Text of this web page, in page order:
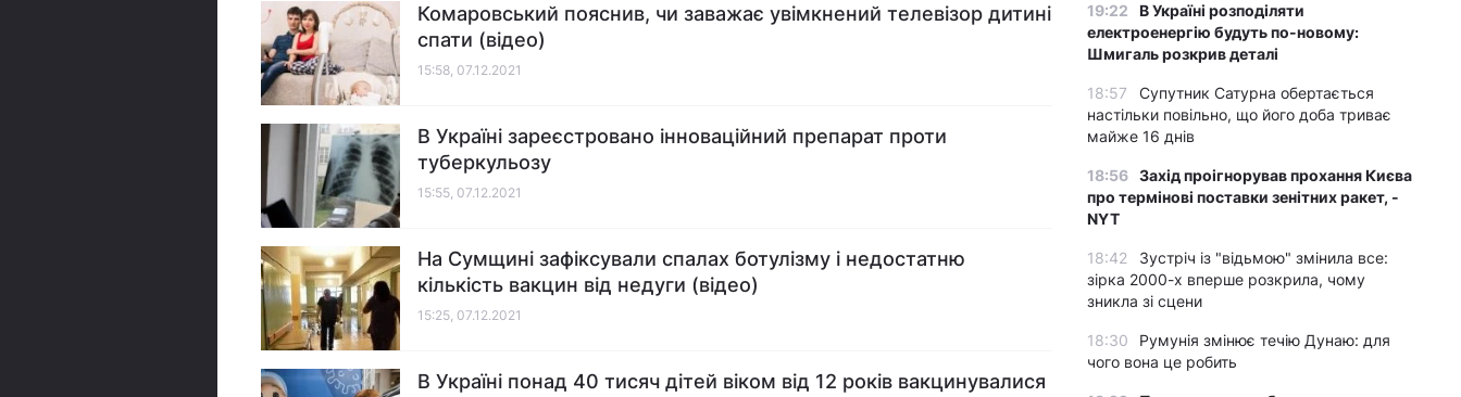
Комаровський пояснив, чи заважає увімкнений телевізор дитині
спати (відео)
15:58, 07.12.2021
В Україні зареєстровано інноваційний препарат проти
туберкульозу
15:55, 07.12.2021
На Сумщині зафіксували спалах ботулізму і недостатню
кількість вакцин від недуги (відео)
15:25, 07.12.2021
В Україні понад 40 тисяч дітей віком від 12 років вакцинувалися
19:22
В Україні розподіляти
електроенергію будуть по-новому:
Шмигаль розкрив деталі
18:57
Супутник Сатурна обертається
настільки повільно, що його доба триває
майже 16 днів
18:56 Захід проігнорував прохання Києва
про термінові поставки зенітних ракет, -
NYT
18:42
Зустріч із "відьмою" змінила все:
зірка 2000-х вперше розкрила, чому
зникла зі сцени
18:30
Румунія змінює течію Дунаю: для
чого вона це робить